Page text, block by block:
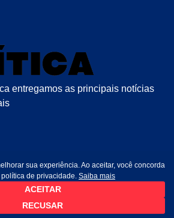
entregamos as principais notícias
Todos Direitos Reservados.
sua experiência. Ao aceitar, você concorda
de privacidade. Saiba mais
ACEITAR
RECUSAR